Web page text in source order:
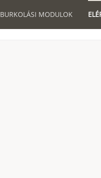
BURKOLÁSI MODULOK